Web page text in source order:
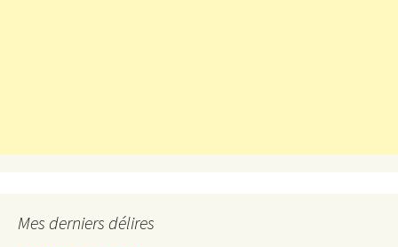
Mes derniers délires